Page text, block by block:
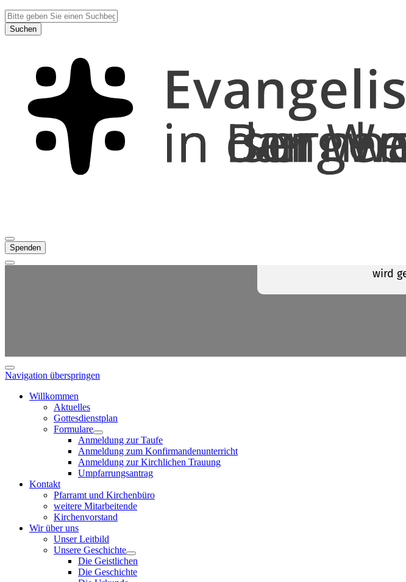
Suchen
Spenden
Navigation überspringen
Willkommen
Aktuelles
Gottesdienstplan
Formulare
Anmeldung zur Taufe
Anmeldung zum Konfirmandenunterricht
Anmeldung zur Kirchlichen Trauung
Umpfarrungsantrag
Kontakt
Pfarramt und Kirchenbüro
weitere Mitarbeitende
Kirchenvorstand
Wir über uns
Unser Leitbild
Unsere Geschichte
Die Geistlichen
Die Geschichte